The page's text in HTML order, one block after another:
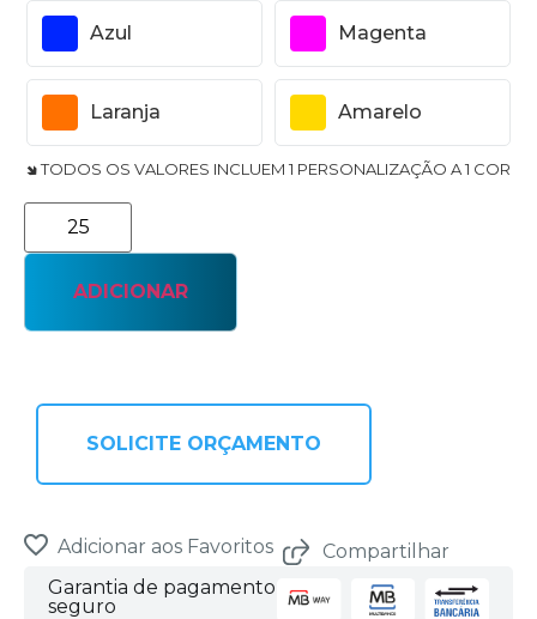
Azul Magenta
Laranja Amarelo
🢆 TODOS OS VALORES INCLUEM 1 PERSONALIZAÇÃO A 1 COR
ADICIONAR
SOLICITE ORÇAMENTO
Adicionar aos Favoritos
Compartilhar
Garantia de pagamento
seguro